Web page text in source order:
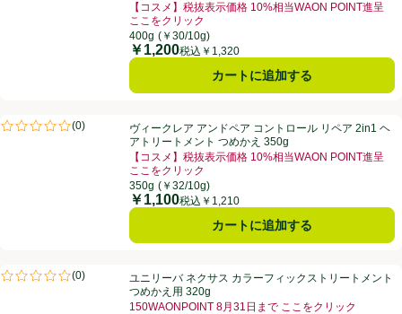
【コスメ】税抜表示価格 10%相当WAON POINT進呈
ここをクリック
お買い得品名：【コスメ】税抜表示価格 10%相当
400g (￥30/10g)
価格
￥1,200税込￥1,320
カートに追加する
ヴィークレア アンドペア コントロール リペア 2in1 ヘアトリートメン
(0)
評価は0件のレビューで5点中0.0点。ヴィークレア アンドペア コントロール リペア 2in1 ヘ
アトリートメント つめかえ 350g
【コスメ】税抜表示価格 10%相当WAON POINT進呈
ここをクリック
お買い得品名：【コスメ】税抜表示価格 10%相当
350g (￥32/10g)
価格
￥1,100税込￥1,210
カートに追加する
ユニリーバ ネクサス カラーフィックストリートメント つめかえ用
(0)
評価は0件のレビューで5点中0.0点。ユニリーバ ネクサス カラーフィックストリートメント
つめかえ用 320g
150WAONPOINT 8月31日まで ここをクリック